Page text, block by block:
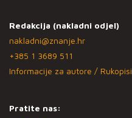
Redakcija (nakladni odjel)
nakladni@znanje.hr
+385 1 3689 511
Informacije za autore / Rukopisi
Pratite nas: